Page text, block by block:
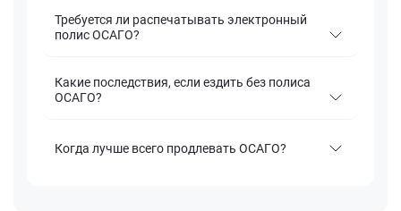
Требуется ли распечатывать электронный
полис ОСАГО?
Какие последствия, если ездить без полиса
ОСАГО?
Когда лучше всего продлевать ОСАГО?